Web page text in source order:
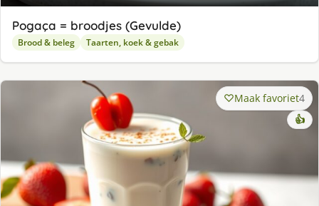
Pogaça = broodjes (Gevulde)
Brood & beleg Taarten, koek & gebak
Maak favoriet4
👍